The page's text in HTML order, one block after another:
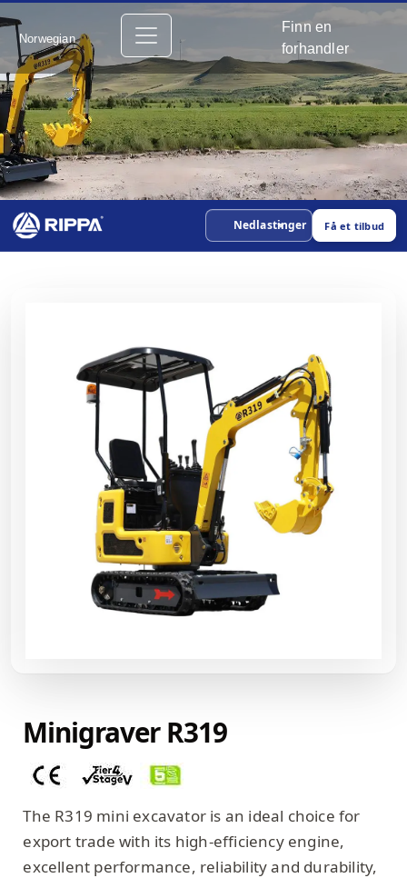
Norwegian
Finn en
forhandler
Nedlastinger Få et tilbud
Minigraver R319
The R319 mini excavator is an ideal choice for
export trade with its high-efficiency engine,
excellent performance, reliability and durability,